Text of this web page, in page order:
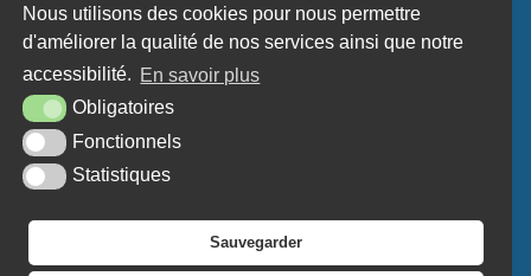
Nous utilisons des cookies pour nous permettre
d'améliorer la qualité de nos services ainsi que notre
accessibilité. En savoir plus
Obligatoires
Fonctionnels
Statistiques
Sauvegarder